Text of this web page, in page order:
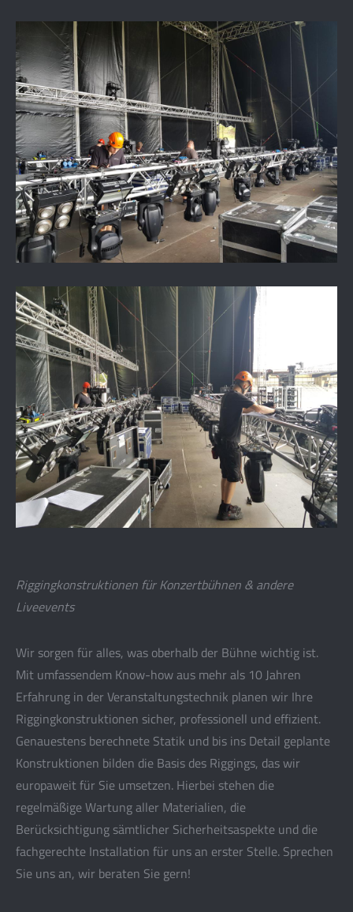
Riggingkonstruktionen für Konzertbühnen & andere
Liveevents
Wir sorgen für alles, was oberhalb der Bühne wichtig ist.
Mit umfassendem Know-how aus mehr als 10 Jahren
Erfahrung in der Veranstaltungstechnik planen wir Ihre
Riggingkonstruktionen sicher, professionell und effizient.
Genauestens berechnete Statik und bis ins Detail geplante
Konstruktionen bilden die Basis des Riggings, das wir
europaweit für Sie umsetzen. Hierbei stehen die
regelmäßige Wartung aller Materialien, die
Berücksichtigung sämtlicher Sicherheitsaspekte und die
fachgerechte Installation für uns an erster Stelle. Sprechen
Sie uns an, wir beraten Sie gern!